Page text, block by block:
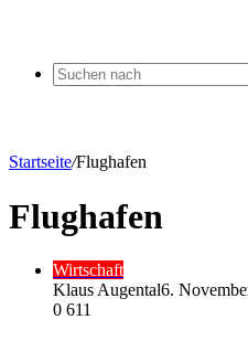
Startseite/Flughafen
Flughafen
Wirtschaft
Klaus Augental6.
0 611